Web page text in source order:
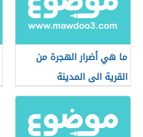
ما هي أضرار الهجرة من
القرية الى المدينة